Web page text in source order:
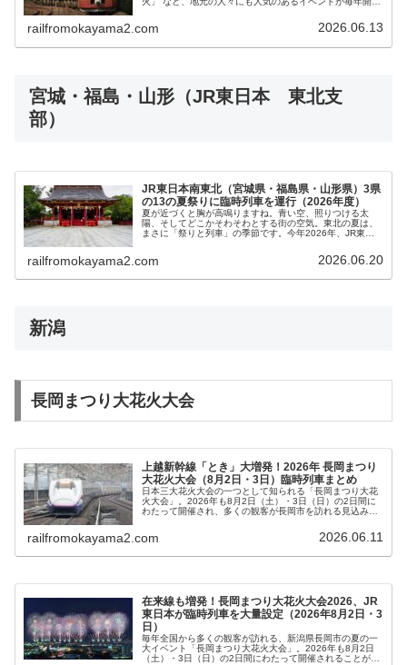
railfromokayama2.com 2026.06.13
宮城・福島・山形（JR東日本 東北支
部）
JR東日本南東北（宮城県・福島県・山形県）3県
の13の夏祭りに臨時列車を運行（2026年度）
夏が近づくと胸が高鳴りますね。青い空、照りつける太
陽、そしてどこかそわそわとする街の空気。東北の夏は、
まさに「祭りと列車」の季節です。今年2026年、JR東日
railfromokayama2.com 2026.06.20
新潟
長岡まつり大花火大会
上越新幹線「とき」大増発！2026年 長岡まつり
大花火大会（8月2日・3日）臨時列車まとめ
日本三大花火大会の一つとして知られる「長岡まつり大花
火大会」。2026年も8月2日（土）・3日（日）の2日間に
わたって開催され、多くの観客が長岡市を訪れる見込みで
railfromokayama2.com 2026.06.11
在来線も増発！長岡まつり大花火大会2026、JR
東日本が臨時列車を大量設定（2026年8月2日・3
日）
毎年全国から多くの観客が訪れる、新潟県長岡市の夏の一
大イベント「長岡まつり大花火大会」。2026年も8月2日
（土）・3日（日）の2日間にわたって開催されることが決